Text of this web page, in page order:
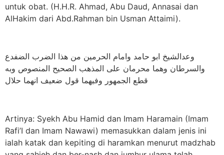
untuk obat. (H.H.R. Ahmad, Abu Daud, Annasai dan
AlHakim dari Abd.Rahman bin Usman Attaimi).
وعدالشيخ ابو حامد وامام الحرمين من هذا الضرب الضفدع
والسرطان وهما محرمان على المذهب الصحيح المنصوص وبه
قطع الجمهور وفيهما قول ضعيف انهما حلال
Artinya: Syekh Abu Hamid dan Imam Haramain (Imam
Rafi’I dan Imam Nawawi) memasukkan dalam jenis ini
ialah katak dan kepiting di haramkan menurut madzhab